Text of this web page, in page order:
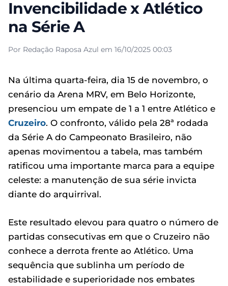
Invencibilidade x Atlético
na Série A
Por Redação Raposa Azul em 16/10/2025 00:03
Na última quarta-feira, dia 15 de novembro, o
cenário da Arena MRV, em Belo Horizonte,
presenciou um empate de 1 a 1 entre Atlético e
Cruzeiro. O confronto, válido pela 28ª rodada
da Série A do Campeonato Brasileiro, não
apenas movimentou a tabela, mas também
ratificou uma importante marca para a equipe
celeste: a manutenção de sua série invicta
diante do arquirrival.
Este resultado elevou para quatro o número de
partidas consecutivas em que o Cruzeiro não
conhece a derrota frente ao Atlético. Uma
sequência que sublinha um período de
estabilidade e superioridade nos embates